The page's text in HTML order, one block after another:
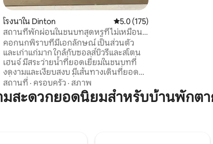
โรงนาใน Dinton คะแนนเฉลี่ย 5.0 จาก 5, 175 รีวิว
5.0 (175)
สถานที่พักผ่อนในชนบทสุดหรูที่ไม่เหมือน
ใคร โรแมนติก และเป็นส่วนตัว
คอกนกพิราบที่มีเอกลักษณ์ เป็นส่วนตัว
และเก่าแก่มาก ใกล้กับซอลส์บิวรีและสโตน
เฮนจ์ มีสระว่ายน้ำที่ยอดเยี่ยมในชนบทที่
งดงามและเงียบสงบ มีเส้นทางเดินที่ยอด
เยี่ยมออกจากประตูที่พักโดยตรง ตกแต่ง
อย่างสวยงาม มีสิ่งอำนวยความสะดวกครบ
ครัน โรแมนติก และกว้างขวาง ผนังหินหนา
สถานที่ · ครอบครัว · สภาพ
มสะดวกยอดนิยมสำหรับบ้านพักตา